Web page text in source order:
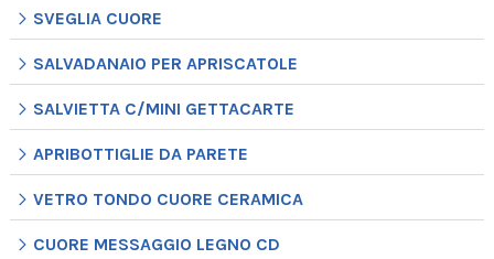
SVEGLIA CUORE
SALVADANAIO PER APRISCATOLE
SALVIETTA C/MINI GETTACARTE
APRIBOTTIGLIE DA PARETE
VETRO TONDO CUORE CERAMICA
CUORE MESSAGGIO LEGNO CD